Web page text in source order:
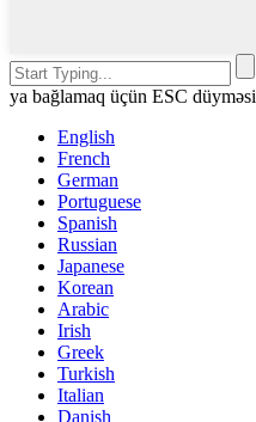
ya bağlamaq üçün ESC
English
French
German
Portuguese
Spanish
Russian
Japanese
Korean
Arabic
Irish
Greek
Turkish
Italian
Danish